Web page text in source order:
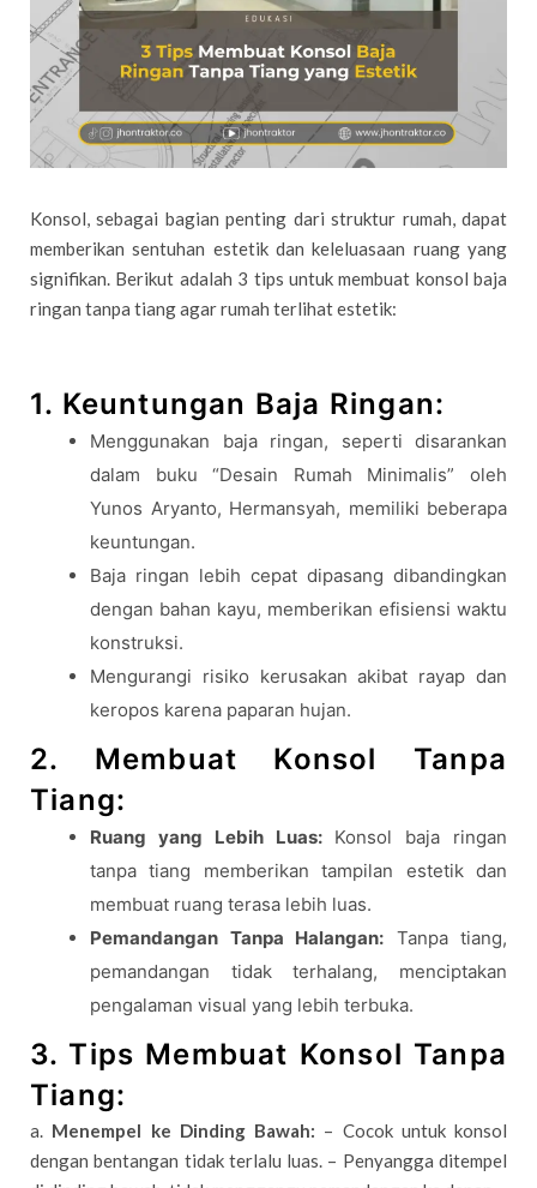
Konsol, sebagai bagian penting dari struktur rumah, dapat
memberikan sentuhan estetik dan keleluasaan ruang yang
signifikan. Berikut adalah 3 tips untuk membuat konsol baja
ringan tanpa tiang agar rumah terlihat estetik:
1. Keuntungan Baja Ringan:
Menggunakan baja ringan, seperti disarankan
dalam buku “Desain Rumah Minimalis” oleh
Yunos Aryanto, Hermansyah, memiliki beberapa
keuntungan.
Baja ringan lebih cepat dipasang dibandingkan
dengan bahan kayu, memberikan efisiensi waktu
konstruksi.
Mengurangi risiko kerusakan akibat rayap dan
keropos karena paparan hujan.
2. Membuat Konsol Tanpa
Tiang:
Ruang yang Lebih Luas:Konsol baja ringan
tanpa tiang memberikan tampilan estetik dan
membuat ruang terasa lebih luas.
Pemandangan Tanpa Halangan: Tanpa tiang,
pemandangan tidak terhalang, menciptakan
pengalaman visual yang lebih terbuka.
3. Tips Membuat Konsol Tanpa
Tiang:
a. Menempel ke Dinding Bawah: – Cocok untuk konsol
dengan bentangan tidak terlalu luas. – Penyangga ditempel